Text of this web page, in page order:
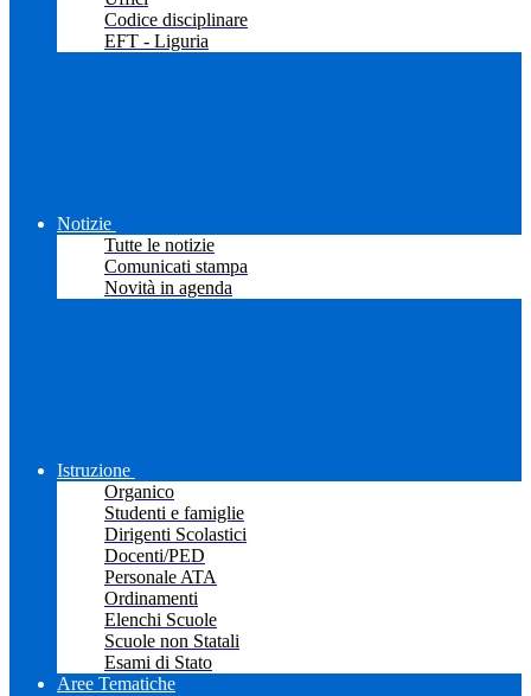
Codice disciplinare
EFT - Liguria
Notizie
Tutte le notizie
Comunicati stampa
Novità in agenda
Istruzione
Organico
Studenti e famiglie
Dirigenti Scolastici
Docenti/PED
Personale ATA
Ordinamenti
Elenchi Scuole
Scuole non Statali
Esami di Stato
Aree Tematiche